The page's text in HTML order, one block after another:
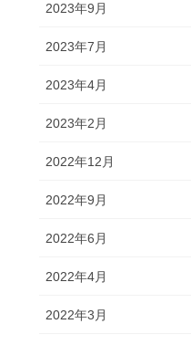
2023年9月
2023年7月
2023年4月
2023年2月
2022年12月
2022年9月
2022年6月
2022年4月
2022年3月